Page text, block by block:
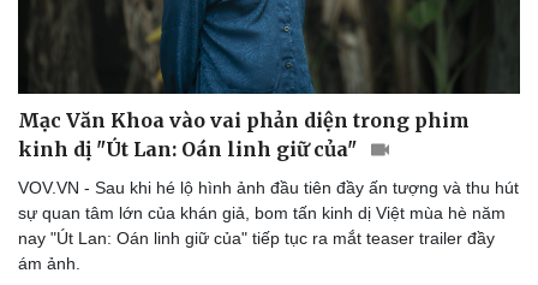
Mạc Văn Khoa vào vai phản diện trong phim
kinh dị "Út Lan: Oán linh giữ của"
VOV.VN - Sau khi hé lộ hình ảnh đầu tiên đầy ấn tượng và thu hút
sự quan tâm lớn của khán giả, bom tấn kinh dị Việt mùa hè năm
nay "Út Lan: Oán linh giữ của" tiếp tục ra mắt teaser trailer đầy
ám ảnh.